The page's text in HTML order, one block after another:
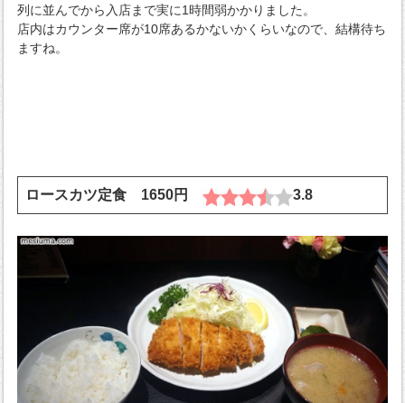
列に並んでから入店まで実に1時間弱かかりました。
店内はカウンター席が10席あるかないかくらいなので、結構待ち
ますね。
ロースカツ定食 1650円 3.8